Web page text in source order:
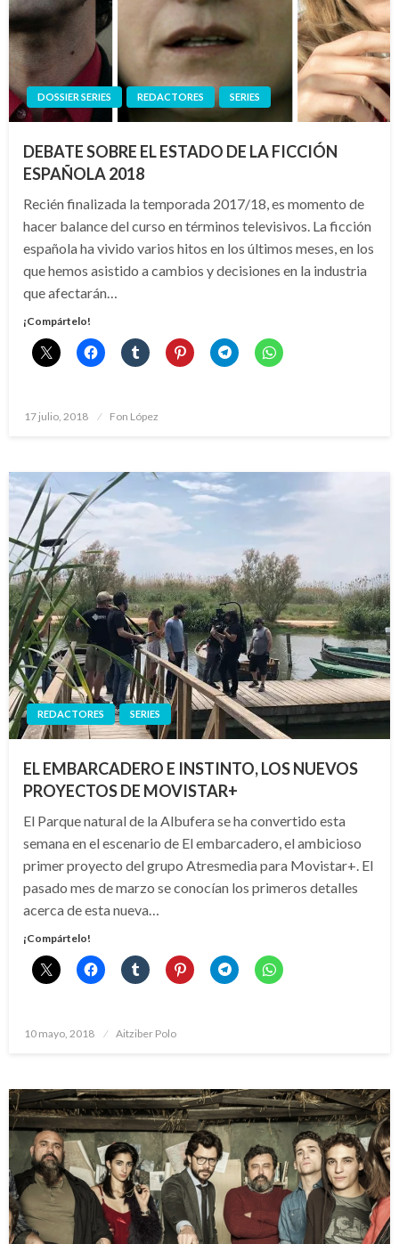
DOSSIER SERIES REDACTORES SERIES
DEBATE SOBRE EL ESTADO DE LA FICCIÓN
ESPAÑOLA 2018
Recién finalizada la temporada 2017/18, es momento de
hacer balance del curso en términos televisivos. La ficción
española ha vivido varios hitos en los últimos meses, en los
que hemos asistido a cambios y decisiones en la industria
que afectarán…
¡Compártelo!
Publicado
17 julio, 2018 Fon López
REDACTORES SERIES
EL EMBARCADERO E INSTINTO, LOS NUEVOS
PROYECTOS DE MOVISTAR+
El Parque natural de la Albufera se ha convertido esta
semana en el escenario de El embarcadero, el ambicioso
primer proyecto del grupo Atresmedia para Movistar+. El
pasado mes de marzo se conocían los primeros detalles
acerca de esta nueva…
¡Compártelo!
Publicado
10 mayo, 2018 Aitziber Polo